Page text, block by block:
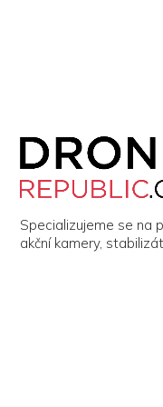
Specializujeme se na
akční kamery,